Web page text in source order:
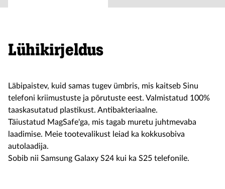
Lühikirjeldus
Läbipaistev, kuid samas tugev ümbris, mis kaitseb Sinu
telefoni kriimustuste ja põrutuste eest. Valmistatud 100%
taaskasutatud plastikust. Antibakteriaalne.
Täiustatud MagSafe'ga, mis tagab muretu juhtmevaba
laadimise. Meie tootevalikust leiad ka kokkusobiva
autolaadija.
Sobib nii Samsung Galaxy S24 kui ka S25 telefonile.